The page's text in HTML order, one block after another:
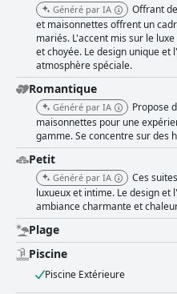
Généré par IA
Offrant
et maisonnettes offrent un
mariés. L'accent mis sur le
et choyée. Le design unique
atmosphère spéciale.
Romantique
Généré par IA
Propose
maisonnettes pour une
gamme. Se concentre sur des
Petit
Généré par IA
Ces
luxueux et intime. Le design
ambiance charmante et
Plage
Piscine
Piscine Extérieure